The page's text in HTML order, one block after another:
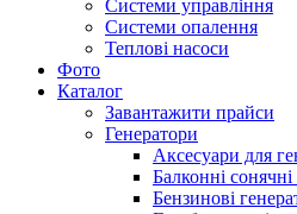
Системи управління
Системи опалення
Теплові насоси
Фото
Каталог
Завантажити прайси
Генератори
Аксесуари для
Балконні сонячні
Бензинові